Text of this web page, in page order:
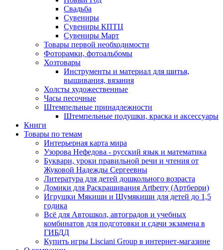
Свадьба
Сувениры
Сувениры КПТЦ
Сувениры Март
Товары первой необходимости
Фоторамки, фотоальбомы
Хозтовары
Инструменты и материал для шитья,
вышивания, вязания
Холсты художественные
Часы песочные
Штемпельные принадлежности
Штемпельные подушки, краска и аксессуары
Книги
Товары по темам
Интерьерная карта мира
Узорова Нефедова - русский язык и математика
Буквари, уроки правильной речи и чтения от
Жуковой Надежды Сергеевны
Литература для детей дошкольного возраста
Домики для Раскрашивания Artberry (Артберри)
Игрушки Мякиши и Шумякиши для детей до 1,5
годика
Всё для Автошкол, автоградов и учебных
комбинатов для подготовки и сдачи экзамена в
ГИБДД
Купить игры Lisciani Group в интернет-магазине